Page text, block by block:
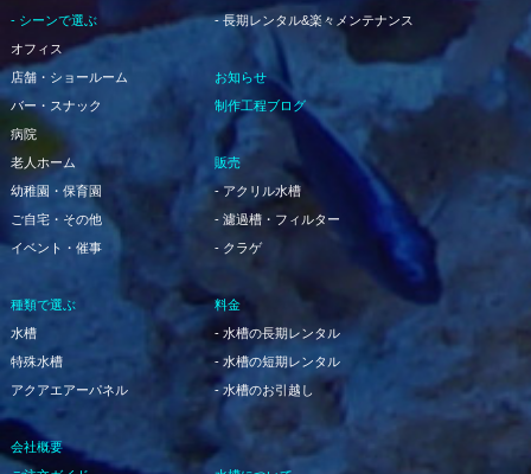
- シーンで選ぶ
オフィス
店舗・ショールーム
バー・スナック
病院
老人ホーム
幼稚園・保育園
ご自宅・その他
イベント・催事
種類で選ぶ
水槽
特殊水槽
アクアエアーパネル
会社概要
- 長期レンタル&楽々メンテナンス
お知らせ
制作工程ブログ
販売
- アクリル水槽
- 濾過槽・フィルター
- クラゲ
料金
- 水槽の長期レンタル
- 水槽の短期レンタル
- 水槽のお引越し